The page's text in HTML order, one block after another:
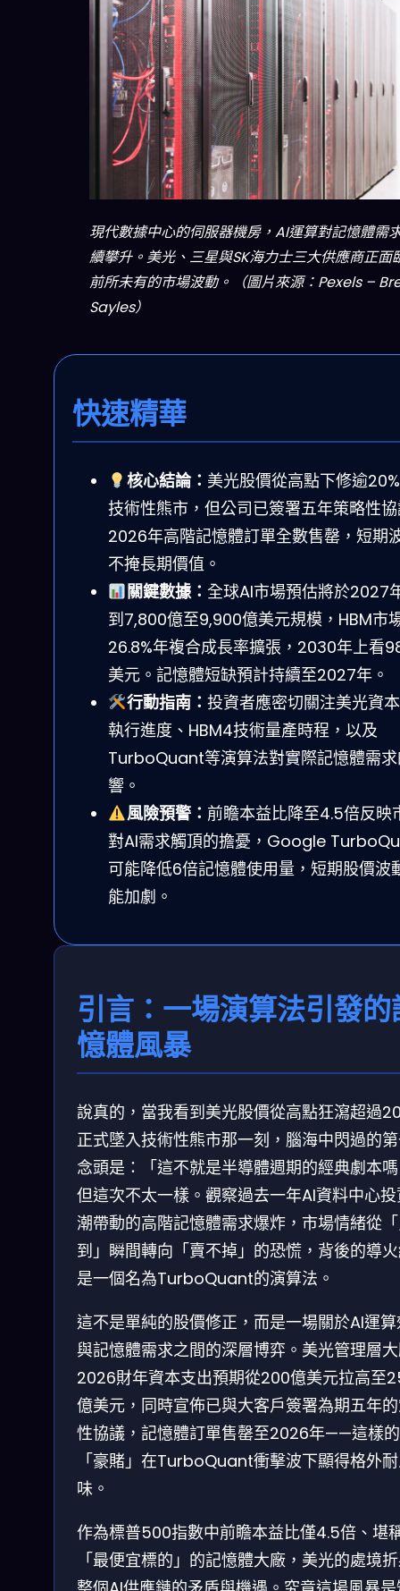
現代數據中心的伺服器機房，AI運算對記憶體需
續攀升。美光、三星與SK海力士三大供應商正面
前所未有的市場波動。（圖片來源：Pexels –
Sayles）
快速精華
核心結論： 美光股價從高點下修逾
技術性熊市，但公司已簽署五年策略性
2026年高階記憶體訂單全數售罄，短期
不掩長期價值。
關鍵數據： 全球AI市場預估將於2027
到7,800億至9,900億美元規模，HBM市
26.8%年複合成長率擴張，2030年上看
美元。記憶體短缺預計持續至2027年。
行動指南： 投資者應密切關注美光資
執行進度、HBM4技術量產時程，以及
TurboQuant等演算法對實際記憶體需
響。
風險預警： 前瞻本益比降至4.5倍反映
對AI需求觸頂的擔憂，Google
可能降低6倍記憶體使用量，短期股價波
能加劇。
引言：一場演算法引發的
憶體風暴
說真的，當我看到美光股價從高點狂瀉超過
正式墜入技術性熊市那一刻，腦海中閃過的
念頭是：「這不就是半導體週期的經典劇本
但這次不太一樣。觀察過去一年AI資料中心
潮帶動的高階記憶體需求爆炸，市場情緒從
到」瞬間轉向「賣不掉」的恐慌，背後的導
是一個名為TurboQuant的演算法。
這不是單純的股價修正，而是一場關於AI運
與記憶體需求之間的深層博弈。美光管理層
2026財年資本支出預期從200億美元拉高至
億美元，同時宣佈已與大客戶簽署為期五年
性協議，記憶體訂單售罄至2026年——這樣的
「豪賭」在TurboQuant衝擊波下顯得格外
味。
作為標普500指數中前瞻本益比僅4.5倍、堪
「最便宜標的」的記憶體大廠，美光的處境